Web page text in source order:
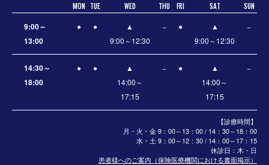
MON TUE WED THU FRI SAT SUN
【診療時間】
月・火・金 9：00～13：00 / 14：30～18：00
水・土 9：00～12：30 / 14：00～17：15
休診日：木・日
患者様へのご案内（保険医療機関における書面掲示）
9:00～
13:00
● ●
▲
9:00～12:30
− ●
▲
9:00～12:30
−
14:30～
18:00
● ●
▲
14:00～
17:15
− ●
▲
14:00～
17:15
−